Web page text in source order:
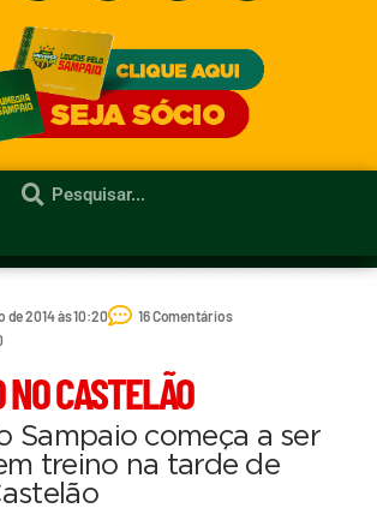
2014 às 10:20
16 Comentários
CASTELÃO
Sampaio começa a ser
treino na tarde de